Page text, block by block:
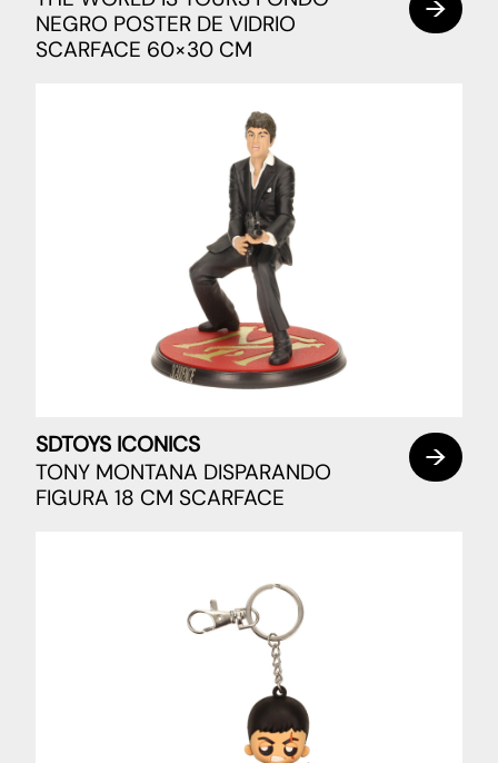
NEGRO POSTER DE VIDRIO
SCARFACE 60×30 CM
SDTOYS ICONICS
TONY MONTANA DISPARANDO
FIGURA 18 CM SCARFACE